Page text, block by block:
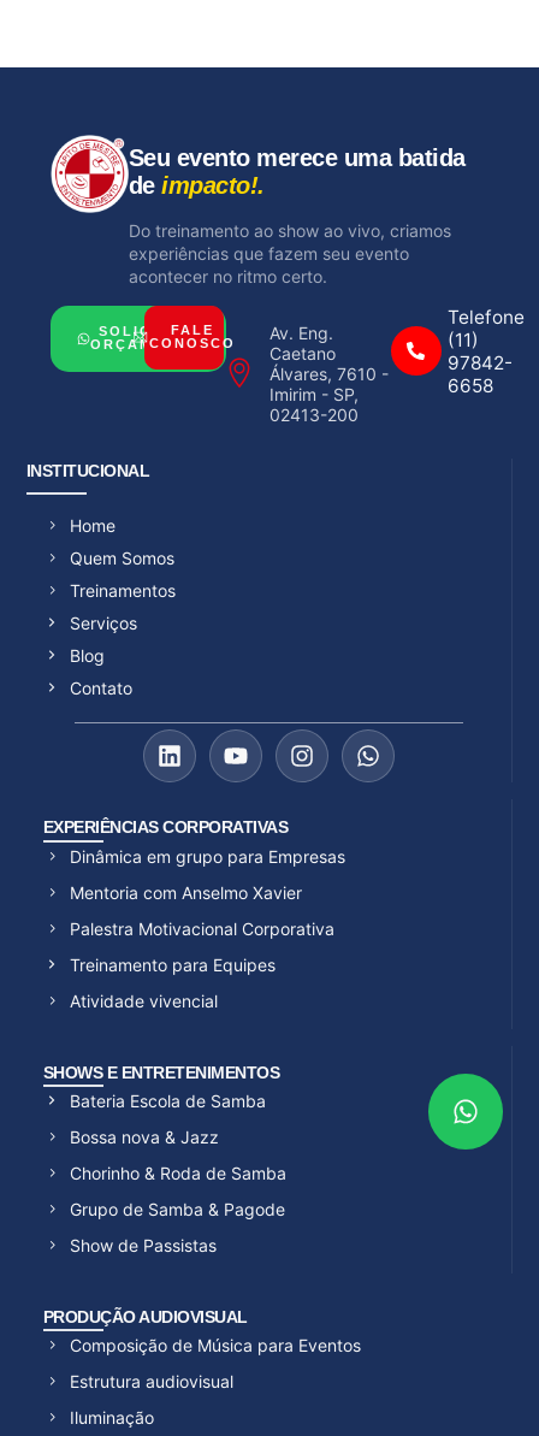
Seu evento merece uma batida
deimpacto!.
Do treinamento ao show ao vivo, criamos
experiências que fazem seu evento
acontecer no ritmo certo.
SOLICITAR
ORÇAMENTO
FALE
CONOSCO
Av. Eng.
Caetano
Álvares, 7610 -
Imirim - SP,
02413-200
Telefone
(11)
97842-
6658
INSTITUCIONAL
Home
Quem Somos
Treinamentos
Serviços
Blog
Contato
EXPERIÊNCIAS CORPORATIVAS
Dinâmica em grupo para Empresas
Mentoria com Anselmo Xavier
Palestra Motivacional Corporativa
Treinamento para Equipes
Atividade vivencial
SHOWS E ENTRETENIMENTOS
Bateria Escola de Samba
Bossa nova & Jazz
Chorinho & Roda de Samba
Grupo de Samba & Pagode
Show de Passistas
PRODUÇÃO AUDIOVISUAL
Composição de Música para Eventos
Estrutura audiovisual
Iluminação